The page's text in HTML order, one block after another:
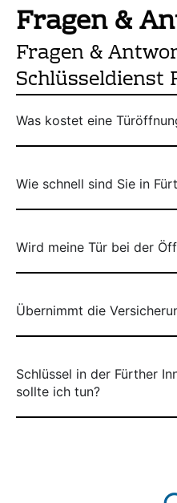
Fragen &
Fragen &
Schlüsseldienst
Was kostet eine
Wie schnell sind Sie in
Wird meine Tür bei der
Übernimmt die
Schlüssel in der Fürther
sollte ich tun?